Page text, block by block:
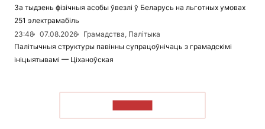
За тыдзень фізічныя асобы ўвезлі ў Беларусь на льготных умовах
251 электрамабіль
23:48
07.08.2026
Грамадства, Палітыка
Палітычныя структуры павінны супрацоўнічаць з грамадскімі
ініцыятывамі — Ціханоўская